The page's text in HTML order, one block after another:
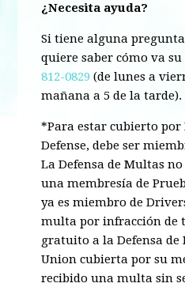
¿Necesita ayuda?
Si tiene alguna
quiere saber cómo va
812-0829 (de lunes a
mañana a 5 de la tarde).
*Para estar cubierto
Defense, debe ser
La Defensa de Multas
una membresía de
ya es miembro de
multa por infracción de
gratuito a la Defensa de
Union cubierta por su
recibido una multa sin